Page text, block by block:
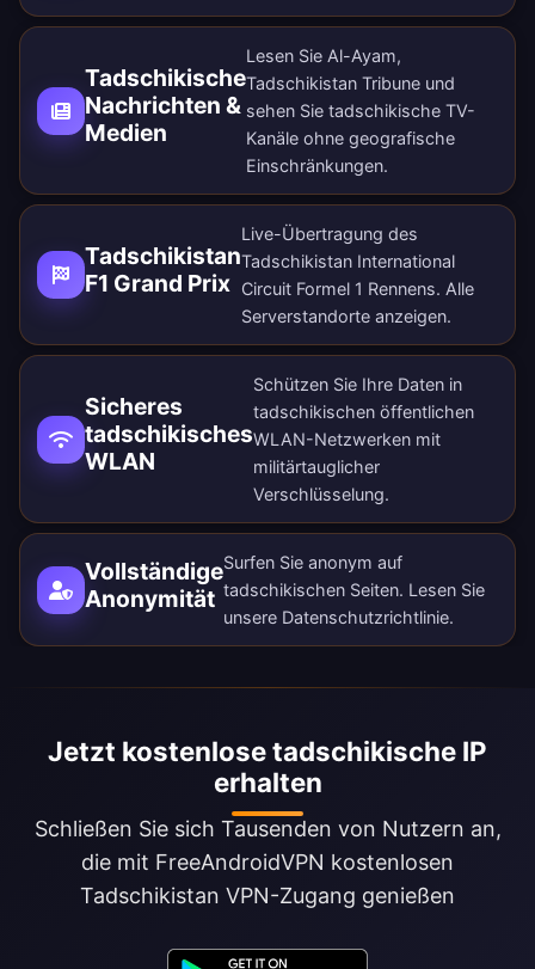
Tadschikische
Nachrichten &
Medien
Lesen Sie Al-Ayam,
Tadschikistan Tribune und
sehen Sie tadschikische TV-
Kanäle ohne geografische
Einschränkungen.
Tadschikistan
F1 Grand Prix
Live-Übertragung des
Tadschikistan International
Circuit Formel 1 Rennens. Alle
Serverstandorte anzeigen.
Sicheres
tadschikisches
WLAN
Schützen Sie Ihre Daten in
tadschikischen öffentlichen
WLAN-Netzwerken mit
militärtauglicher
Verschlüsselung.
Vollständige
Anonymität
Surfen Sie anonym auf
tadschikischen Seiten. Lesen Sie
unsere Datenschutzrichtlinie.
Jetzt kostenlose tadschikische IP
erhalten
Schließen Sie sich Tausenden von Nutzern an,
die mit FreeAndroidVPN kostenlosen
Tadschikistan VPN-Zugang genießen